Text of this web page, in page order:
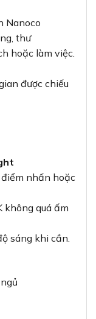
Nanoco
thư
hoặc làm việc.
được chiếu
nhấn hoặc
không quá ấm
sáng khi cần.